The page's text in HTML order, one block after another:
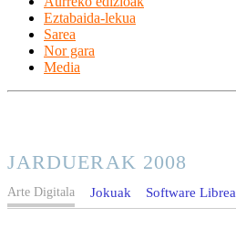
Eztabaida-lekua
Sarea
Nor gara
Media
JARDUERAK 2008
Arte Digitala Jokuak Software Librea